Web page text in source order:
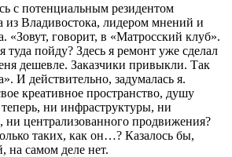
с потенциальным резидентом
из Владивостока, лидером мнений и
«Зовут, говорит, в «Матросский клуб».
туда пойду? Здесь я ремонт уже сделал
дешевле. Заказчики привыкли. Так
И действительно, задумалась я.
креативное пространство, душу
ни инфраструктуры, ни
ни централизованного продвижения?
таких, как он…? Казалось бы,
на самом деле нет.